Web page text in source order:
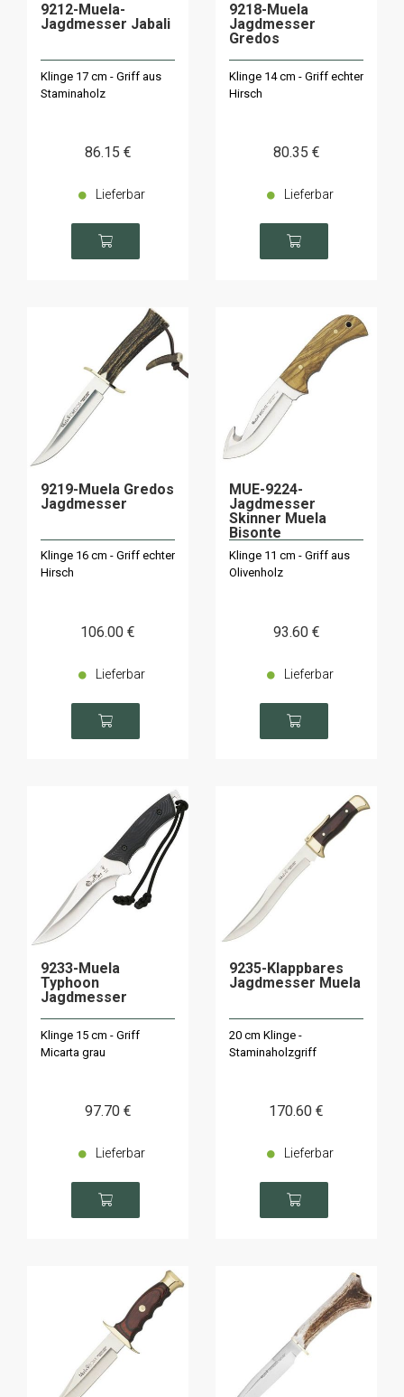
9212-Muela-
Jagdmesser Jabali
Klinge 17 cm - Griff aus
Staminaholz
86.15 €
Lieferbar
9218-Muela
Jagdmesser
Gredos
Klinge 14 cm - Griff echter
Hirsch
80.35 €
Lieferbar
9219-Muela Gredos
Jagdmesser
Klinge 16 cm - Griff echter
Hirsch
106.00 €
Lieferbar
MUE-9224-
Jagdmesser
Skinner Muela
Bisonte
Klinge 11 cm - Griff aus
Olivenholz
93.60 €
Lieferbar
9233-Muela
Typhoon
Jagdmesser
Klinge 15 cm - Griff
Micarta grau
97.70 €
Lieferbar
9235-Klappbares
Jagdmesser Muela
20 cm Klinge -
Staminaholzgriff
170.60 €
Lieferbar